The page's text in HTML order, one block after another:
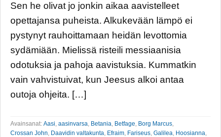
Sen he olivat jo jonkin aikaa aavistelleet
opettajansa puheista. Alkukevään lämpö ei
pystynyt rauhoittamaan heidän levottomia
sydämiään. Mielissä risteili messiaanisia
odotuksia ja pahoja aavistuksia. Kummatkin
vain vahvistuivat, kun Jeesus alkoi antaa
outoja ohjeita. […]
Avainsanat: Aasi aasinvarsa Betania Betfage Borg Marcus
Crossan John Daavidin valtakunta Efraim Fariseus Galilea Hoosianna